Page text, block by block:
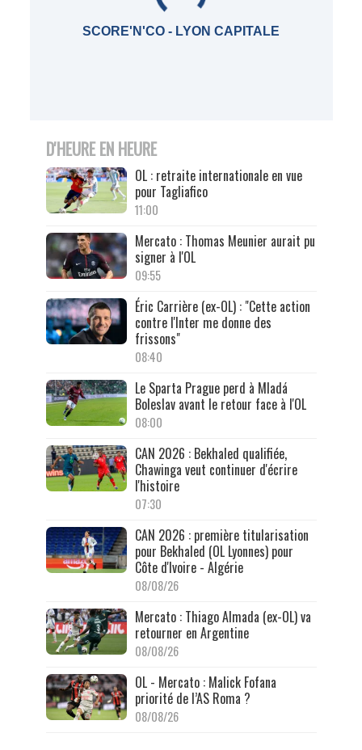
SCORE'N'CO - LYON CAPITALE
D'HEURE EN HEURE
OL : retraite internationale en vue
pour Tagliafico
11:00
Mercato : Thomas Meunier aurait pu
signer à l'OL
09:55
Éric Carrière (ex-OL) : "Cette action
contre l'Inter me donne des
frissons"
08:40
Le Sparta Prague perd à Mladá
Boleslav avant le retour face à l'OL
08:00
CAN 2026 : Bekhaled qualifiée,
Chawinga veut continuer d'écrire
l'histoire
07:30
CAN 2026 : première titularisation
pour Bekhaled (OL Lyonnes) pour
Côte d'Ivoire - Algérie
08/08/26
Mercato : Thiago Almada (ex-OL) va
retourner en Argentine
08/08/26
OL - Mercato : Malick Fofana
priorité de l’AS Roma ?
08/08/26